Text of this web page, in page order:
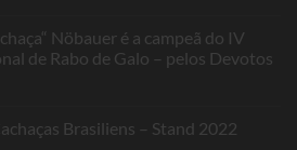
Nöbauer é a campeã do IV
de Rabo de Galo – pelos Devotos
Brasiliens – Stand 2022